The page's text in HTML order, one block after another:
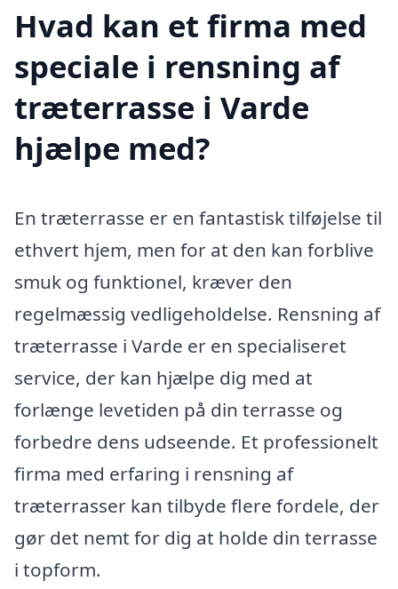
Hvad kan et firma med
speciale i rensning af
træterrasse i Varde
hjælpe med?
En træterrasse er en fantastisk tilføjelse til
ethvert hjem, men for at den kan forblive
smuk og funktionel, kræver den
regelmæssig vedligeholdelse. Rensning af
træterrasse i Varde er en specialiseret
service, der kan hjælpe dig med at
forlænge levetiden på din terrasse og
forbedre dens udseende. Et professionelt
firma med erfaring i rensning af
træterrasser kan tilbyde flere fordele, der
gør det nemt for dig at holde din terrasse
i topform.